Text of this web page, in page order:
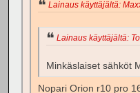
Lainaus käyttäjältä:
Lainaus käyttäjältä:
Minkäslaiset sähköt
Nopari Orion r10 pro